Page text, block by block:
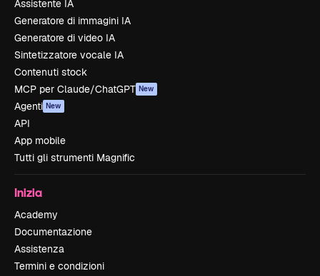
Assistente IA
Generatore di immagini IA
Generatore di video IA
Sintetizzatore vocale IA
Contenuti stock
MCP per Claude/ChatGPT New
Agenti New
API
App mobile
Tutti gli strumenti Magnific
Inizia
Academy
Documentazione
Assistenza
Termini e condizioni